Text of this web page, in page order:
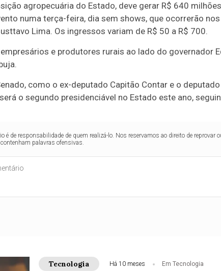
agropecuária do Estado, deve gerar R$ 640
numa terça-feira, dia sem shows, que ocorrerão
Lima. Os ingressos variam de R$ 50 a R$ 700.
e produtores rurais ao lado do governador
como o ex-deputado Capitão Contar e o
o segundo presidenciável no Estado este ano,
é de responsabilidade de quem realizá-lo. Nos reservamos ao direito de reprovar
palavras ofensivas.
Tecnologia Há 10 meses Em Tecnologia